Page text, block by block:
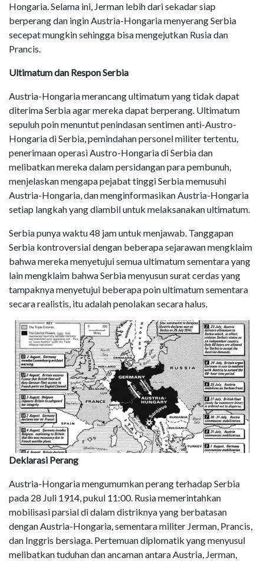
Hongaria. Selama ini, Jerman lebih dari sekadar siap
berperang dan ingin Austria-Hongaria menyerang Serbia
secepat mungkin sehingga bisa mengejutkan Rusia dan
Prancis.
Ultimatum dan Respon Serbia
Austria-Hongaria merancang ultimatum yang tidak dapat
diterima Serbia agar mereka dapat berperang. Ultimatum
sepuluh poin menuntut penindasan sentimen anti-Austro-
Hongaria di Serbia, pemindahan personel militer tertentu,
penerimaan operasi Austro-Hongaria di Serbia dan
melibatkan mereka dalam persidangan para pembunuh,
menjelaskan mengapa pejabat tinggi Serbia memusuhi
Austria-Hongaria, dan menginformasikan Austria-Hongaria
setiap langkah yang diambil untuk melaksanakan ultimatum.
Serbia punya waktu 48 jam untuk menjawab. Tanggapan
Serbia kontroversial dengan beberapa sejarawan mengklaim
bahwa mereka menyetujui semua ultimatum sementara yang
lain mengklaim bahwa Serbia menyusun surat cerdas yang
tampaknya menyetujui beberapa poin ultimatum sementara
secara realistis, itu adalah penolakan secara halus.
Deklarasi Perang
Austria-Hongaria mengumumkan perang terhadap Serbia
pada 28 Juli 1914, pukul 11:00. Rusia memerintahkan
mobilisasi parsial di dalam distriknya yang berbatasan
dengan Austria-Hongaria, sementara militer Jerman, Prancis,
dan Inggris bersiaga. Pertemuan diplomatik yang menyusul
melibatkan tuduhan dan ancaman antara Austria, Jerman,